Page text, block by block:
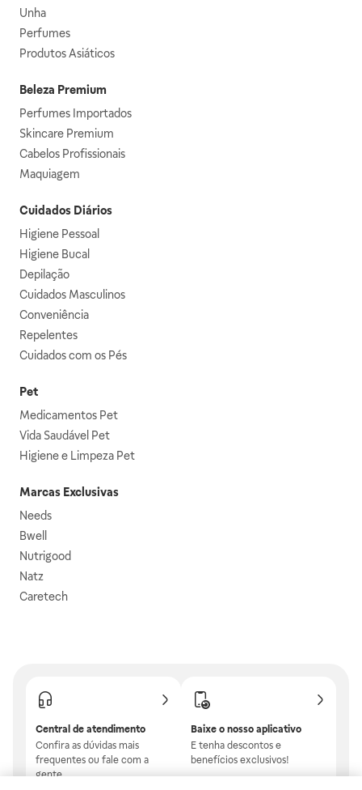
Unha
Perfumes
Produtos Asiáticos
Beleza Premium
Perfumes Importados
Skincare Premium
Cabelos Profissionais
Maquiagem
Cuidados Diários
Higiene Pessoal
Higiene Bucal
Depilação
Cuidados Masculinos
Conveniência
Repelentes
Cuidados com os Pés
Pet
Medicamentos Pet
Vida Saudável Pet
Higiene e Limpeza Pet
Marcas Exclusivas
Needs
Bwell
Nutrigood
Natz
Caretech
Central de atendimento
Confira as dúvidas mais
frequentes ou fale com a
gente.
Baixe o nosso aplicativo
E tenha descontos e
benefícios exclusivos!